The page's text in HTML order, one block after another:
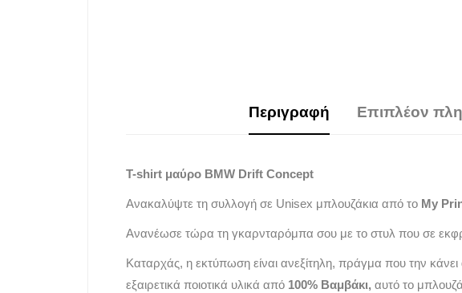
Περιγραφή Επιπλέον
T-shirt μαύρο BMW Drift Concept
Ανακαλύψτε τη συλλογή σε Unisex μπλουζάκια από το My
Ανανέωσε τώρα τη γκαρνταρόμπα σου με το στυλ που σε
Καταρχάς, η εκτύπωση είναι ανεξίτηλη, πράγμα που την
εξαιρετικά ποιοτικά υλικά από 100% Βαμβάκι, αυτό το